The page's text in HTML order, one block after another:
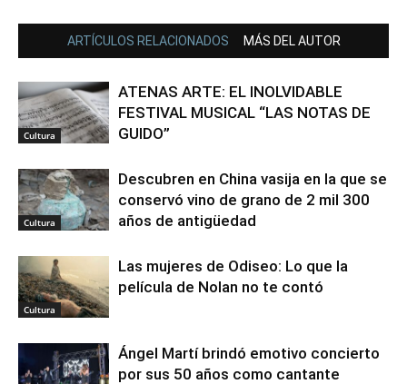
ARTÍCULOS RELACIONADOS MÁS DEL AUTOR
Cultura
ATENAS ARTE: EL INOLVIDABLE
FESTIVAL MUSICAL “LAS NOTAS DE
GUIDO”
Cultura
Descubren en China vasija en la que se
conservó vino de grano de 2 mil 300
años de antigüedad
Cultura
Las mujeres de Odiseo: Lo que la
película de Nolan no te contó
Ángel Martí brindó emotivo concierto
por sus 50 años como cantante